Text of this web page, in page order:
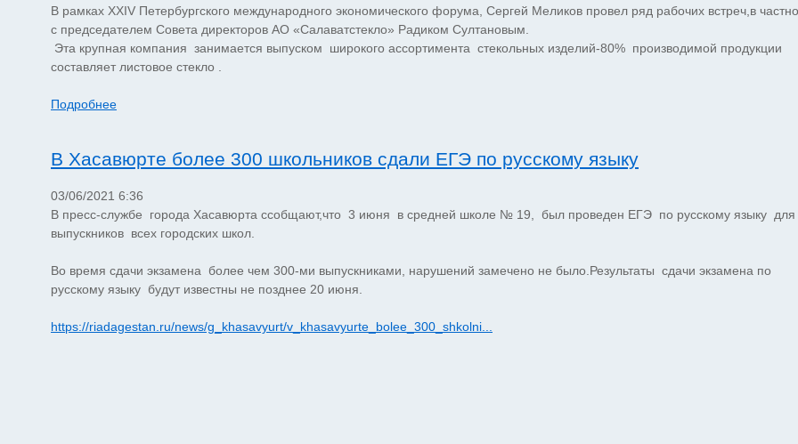
В рамках XXIV Петербургского международного экономического форума, Сергей Меликов провел ряд рабочих встреч,в
с председателем Совета директоров АО «Салаватстекло» Радиком Султановым.
Эта крупная компания занимается выпуском широкого ассортимента стекольных изделий-80% производимой продукции
составляет листовое стекло .
Подробнее
В Хасавюрте более 300 школьников сдали ЕГЭ по русскому языку
03/06/2021 6:36
В пресс-службе города Хасавюрта ссобщают,что 3 июня в средней школе № 19, был проведен ЕГЭ по русскому языку для
выпускников всех городских школ.
Во время сдачи экзамена более чем 300-ми выпускниками, нарушений замечено не было.Результаты сдачи экзамена по
русскому языку будут известны не позднее 20 июня.
https://riadagestan.ru/news/g_khasavyurt/v_khasavyurte_bolee_300_shkolni...